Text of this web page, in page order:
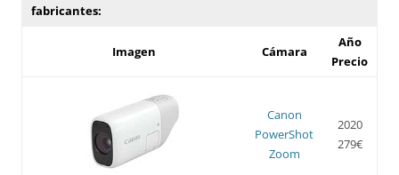
fabricantes:
Imagen Cámara
Año
Precio
Canon
PowerShot
Zoom
2020
279€